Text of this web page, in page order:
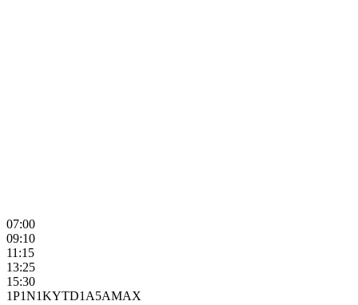
07:00
09:10
11:15
13:25
15:30
1P1N1KYTD1A5AMAX